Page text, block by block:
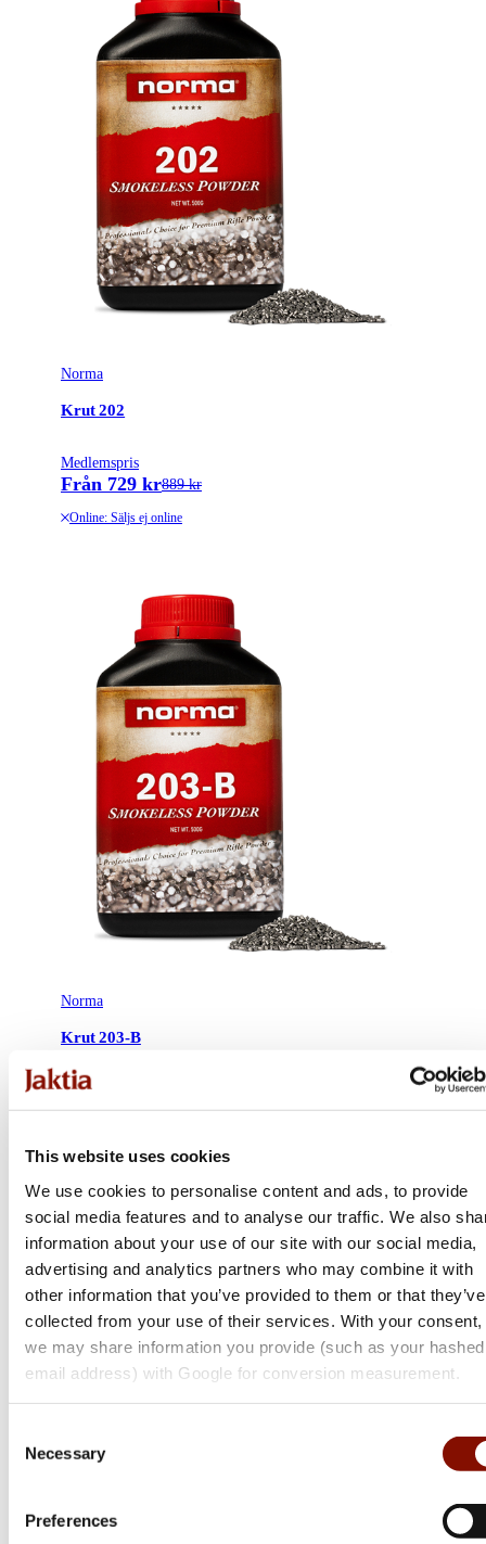
This website uses cookies
We use cookies to personalise content and ads, to provide
social media features and to analyse our traffic. We also
information about your use of our site with our social media,
advertising and analytics partners who may combine it with
other information that you’ve provided to them or that they’ve
collected from your use of their services. With your consent,
we may share information you provide (such as your hashed
email address) with Google for conversion measurement.
Selection
Necessary
Preferences
Norma
Krut 202
Medlemspris
Från 729 kr889 kr
Online: Säljs ej online
Norma
Krut 203-B
Medlemspris
Från 729 kr889 kr